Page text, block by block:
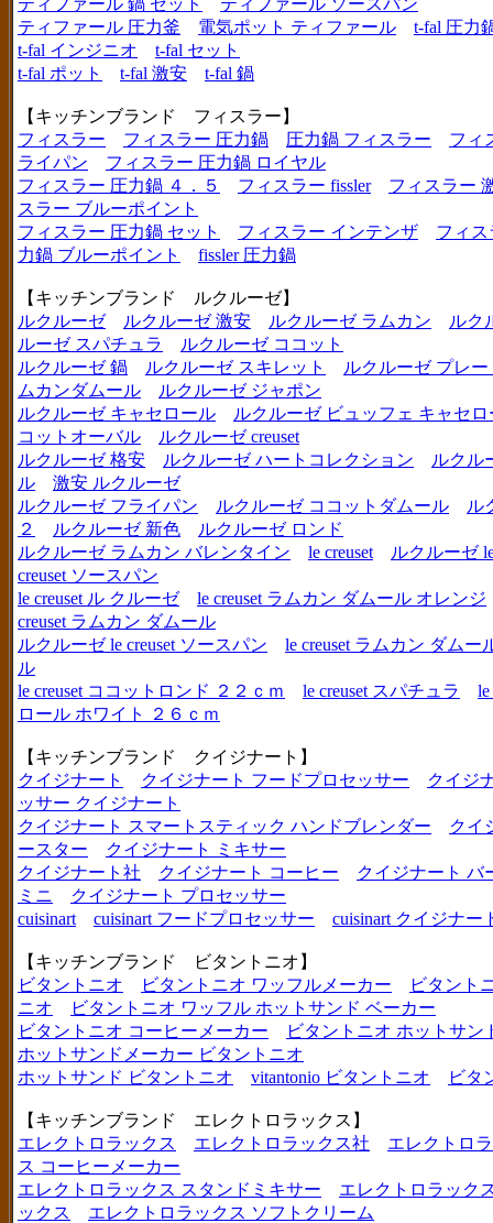
ティファール 鍋 セット
ティファール ソースパン
ティファール 圧力釜
電気ポット ティファール
t-fal 圧力
t-fal インジニオ
t-fal セット
t-fal ポット
t-fal 激安 t-fal 鍋
【キッチンブランド フィスラー】
フィスラー
フィスラー 圧力鍋 圧力鍋 フィスラー
フィ
ライパン
フィスラー 圧力鍋 ロイヤル
フィスラー 圧力鍋 ４．５
フィスラー fissler
フィスラー
スラー ブルーポイント
フィスラー 圧力鍋 セット
フィスラー インテンザ
フィ
力鍋 ブルーポイント
fissler 圧力鍋
【キッチンブランド ルクルーゼ】
ルクルーゼ
ルクルーゼ 激安 ルクルーゼ ラムカン
ルク
ルーゼ スパチュラ
ルクルーゼ ココット
ルクルーゼ 鍋
ルクルーゼ スキレット
ルクルーゼ プレ
ムカンダムール
ルクルーゼ ジャポン
ルクルーゼ キャセロール
ルクルーゼ ビュッフェ キャセロ
コットオーバル
ルクルーゼ creuset
ルクルーゼ 格安
ルクルーゼ ハートコレクション
ルクル
ル
激安 ルクルーゼ
ルクルーゼ フライパン
ルクルーゼ ココットダムール
ル
２
ルクルーゼ 新色
ルクルーゼ ロンド
ルクルーゼ ラムカン バレンタイン
le creuset
ルクルーゼ
creuset ソースパン
le creuset ル クルーゼ
le creuset ラムカン ダムール オレンジ
creuset ラムカン ダムール
ルクルーゼ le creuset ソースパン
le creuset ラムカン ダム
ル
le creuset ココットロンド ２２ｃｍ
le creuset スパチュラ
le
ロール ホワイト ２６ｃｍ
【キッチンブランド クイジナート】
クイジナート
クイジナート フードプロセッサー
クイジ
ッサー クイジナート
クイジナート スマートスティック ハンドブレンダー
クイ
ースター
クイジナート ミキサー
クイジナート社
クイジナート コーヒー
クイジナート バ
ミニ
クイジナート プロセッサー
cuisinart
cuisinart フードプロセッサー cuisinart クイジナー
【キッチンブランド ビタントニオ】
ビタントニオ
ビタントニオ ワッフルメーカー
ビタント
ニオ
ビタントニオ ワッフル ホットサンド ベーカー
ビタントニオ コーヒーメーカー
ビタントニオ ホットサン
ホットサンドメーカー ビタントニオ
ホットサンド ビタントニオ
vitantonio ビタントニオ ビタ
【キッチンブランド エレクトロラックス】
エレクトロラックス
エレクトロラックス社
エレクトロ
ス コーヒーメーカー
エレクトロラックス スタンドミキサー
エレクトロラック
ックス
エレクトロラックス ソフトクリーム